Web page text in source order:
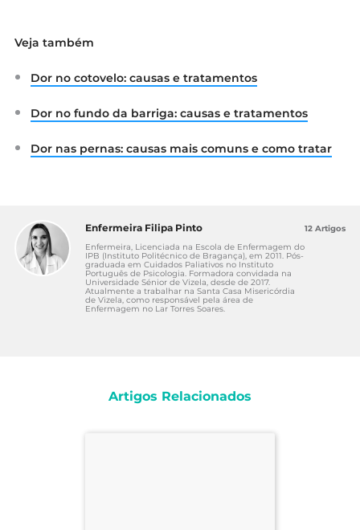
Veja também
Dor no cotovelo: causas e tratamentos
Dor no fundo da barriga: causas e tratamentos
Dor nas pernas: causas mais comuns e como tratar
Enfermeira Filipa Pinto
Enfermeira, Licenciada na Escola de Enfermagem do
IPB (Instituto Politécnico de Bragança), em 2011. Pós-
graduada em Cuidados Paliativos no Instituto
Português de Psicologia. Formadora convidada na
Universidade Sénior de Vizela, desde de 2017.
Atualmente a trabalhar na Santa Casa Misericórdia
de Vizela, como responsável pela área de
Enfermagem no Lar Torres Soares.
12 Artigos
Artigos Relacionados